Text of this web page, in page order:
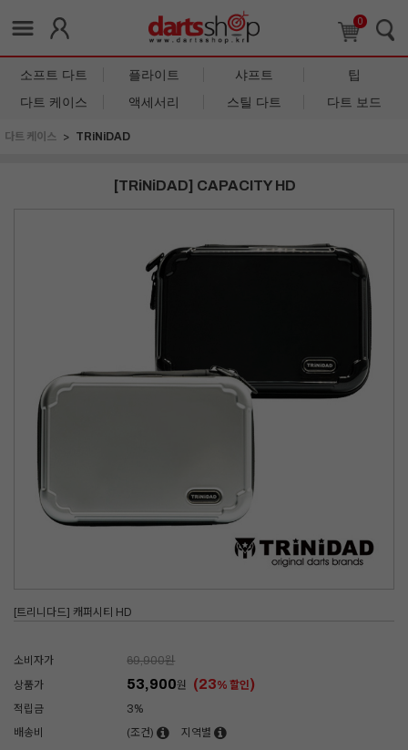
0
소프트 다트 플라이트 샤프트
팁
다트 케이스
액세서리 스틸 다트 다트 보드
다트 케이스 TRiNiDAD
[TRiNiDAD] CAPACITY HD
[트리니다드] 캐퍼시티 HD
소비자가 69,900원
상품가
53,900원 (23% 할인)
적립금
3%
배송비
(조건) 지역별